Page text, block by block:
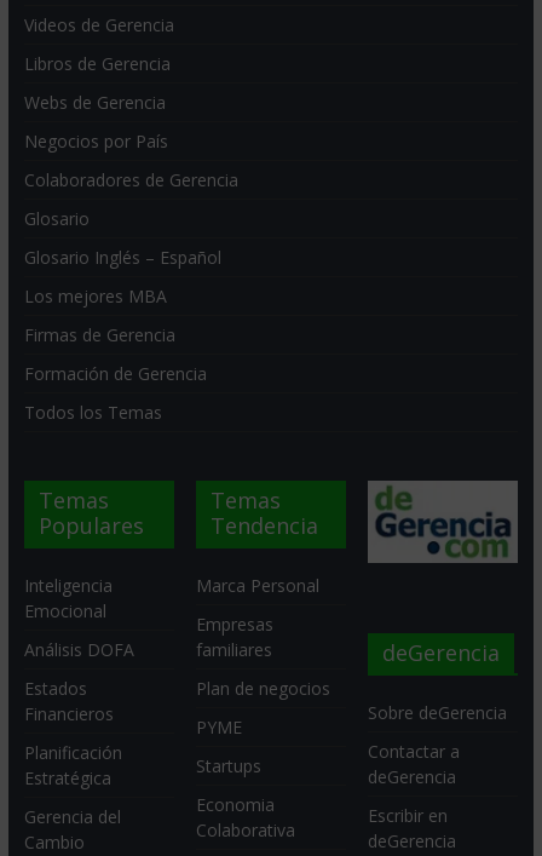
Videos de Gerencia
Libros de Gerencia
Webs de Gerencia
Negocios por País
Colaboradores de Gerencia
Glosario
Glosario Inglés – Español
Los mejores MBA
Firmas de Gerencia
Formación de Gerencia
Todos los Temas
Temas
Populares
Inteligencia
Emocional
Análisis DOFA
Estados
Financieros
Planificación
Estratégica
Gerencia del
Cambio
Temas
Tendencia
Marca Personal
Empresas
familiares
Plan de negocios
PYME
Startups
Economia
Colaborativa
deGerencia
Sobre deGerencia
Contactar a
deGerencia
Escribir en
deGerencia